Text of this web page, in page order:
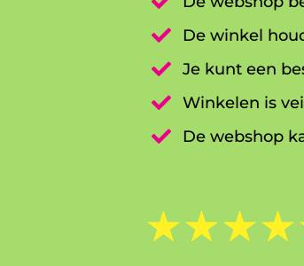

De winkel
 Je kunt een
 Winkelen is

De webshop
☆☆☆☆